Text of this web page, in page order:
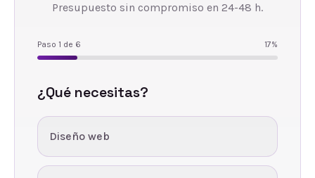
Presupuesto sin compromiso en 24-48 h.
Paso 1 de 6 17%
¿Qué necesitas?
Diseño web